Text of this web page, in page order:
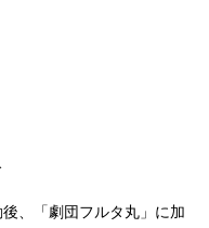
後、「劇団フルタ丸」に加